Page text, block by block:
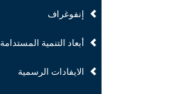
إنفوغراف
أبعاد التنمية المستدامة 2030
الايفادات الرسمية